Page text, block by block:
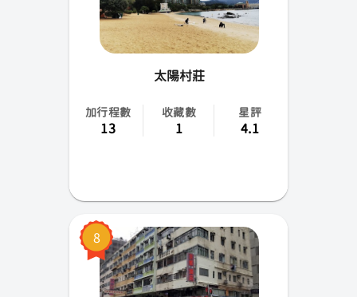
太陽村莊
加行程數
13
收藏數
1
星評
4.1
8